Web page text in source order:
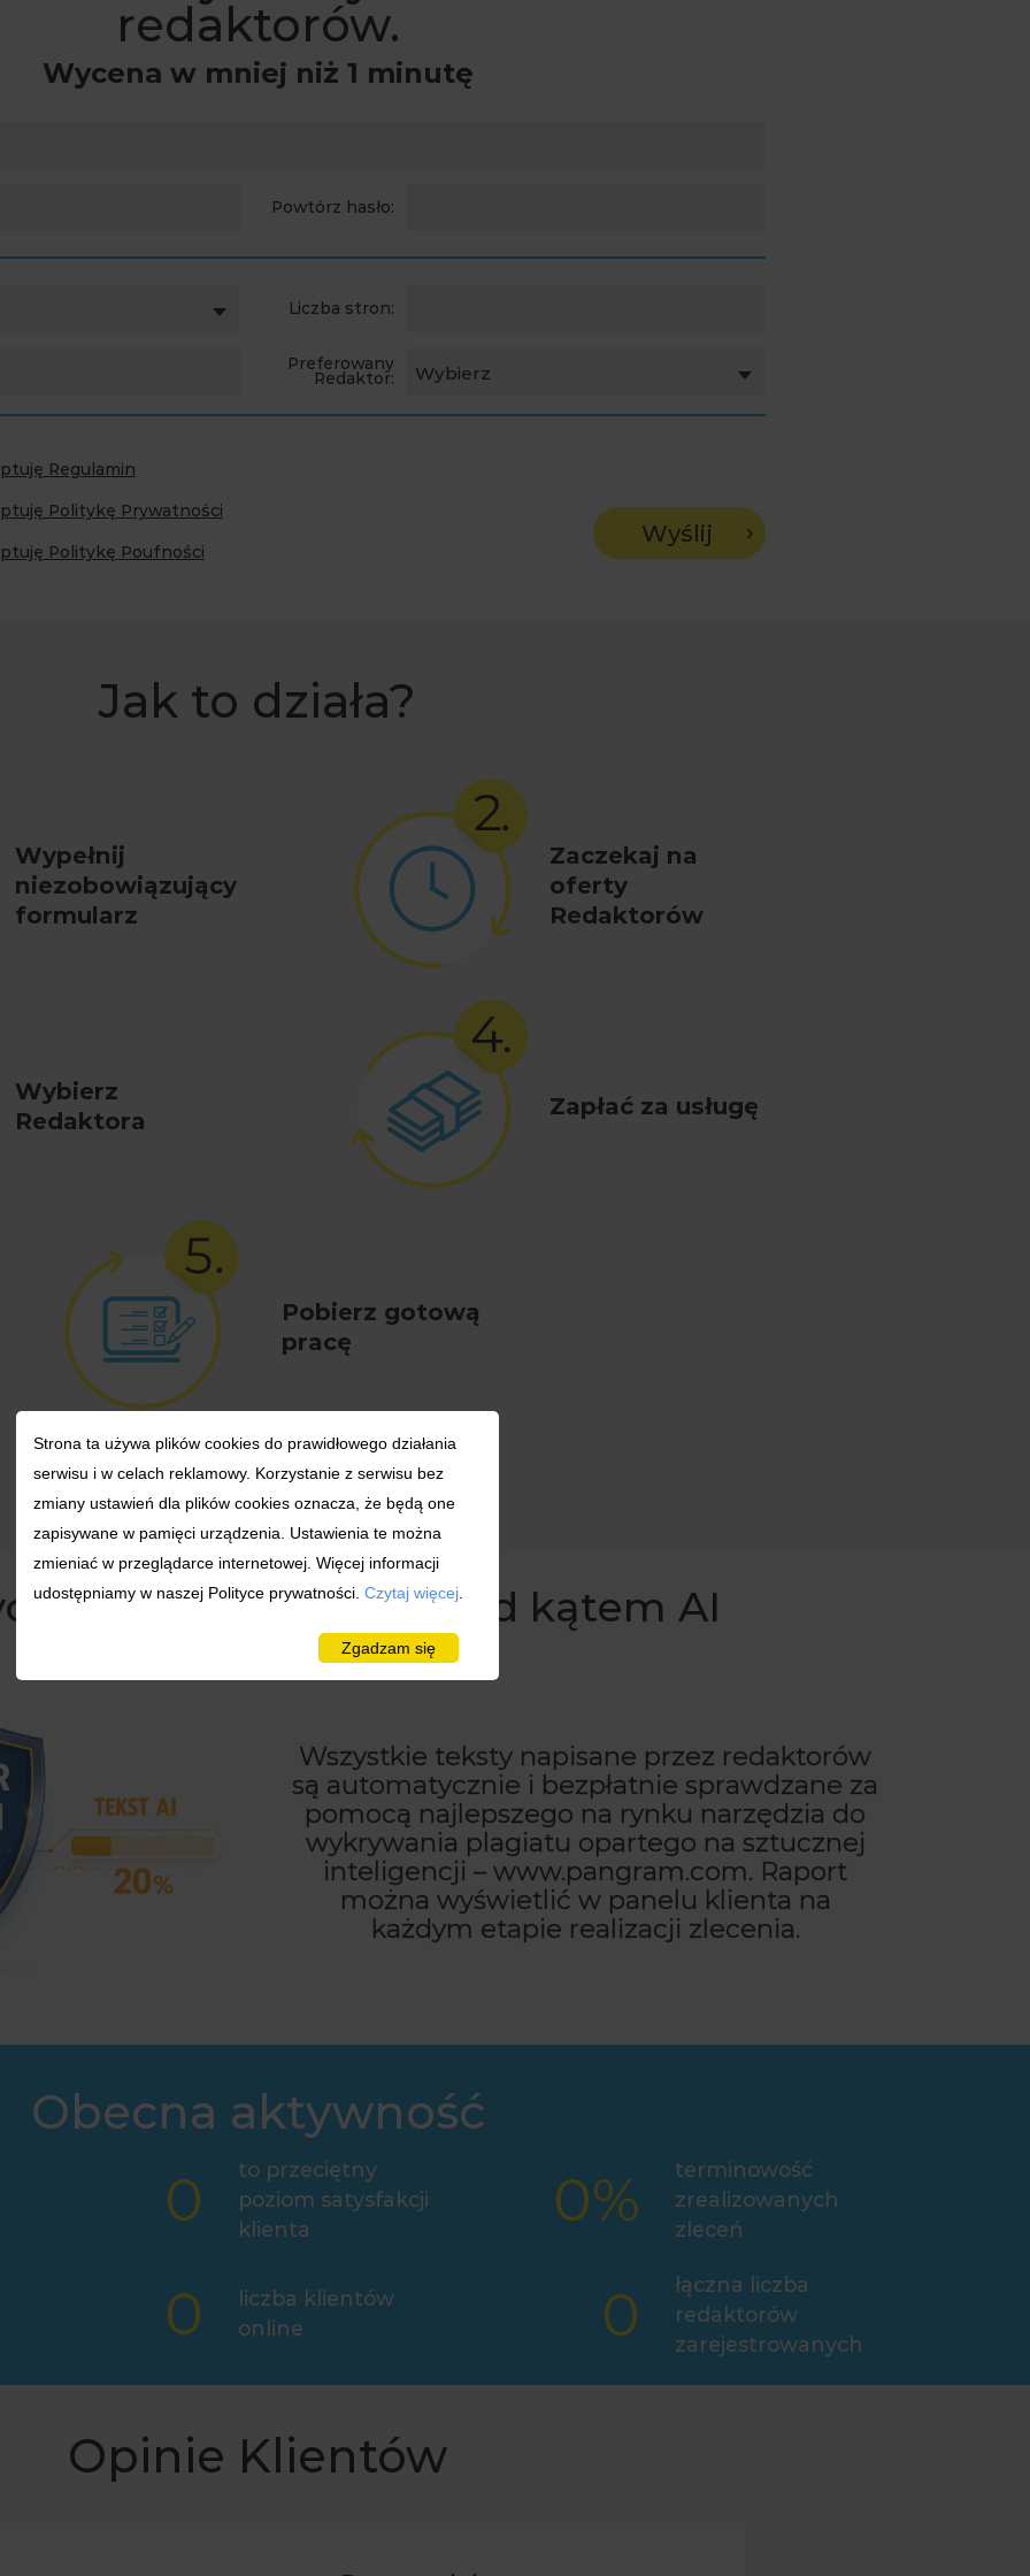
redaktorów.
Wycena w mniej niż 1 minutę
Powtórz hasło:
Liczba stron:
Preferowany
Redaktor:
Wybierz
Regulamin
Politykę Prywatności
Politykę Poufności
Wyślij
Jak to działa?
Wypełnij
niezobowiązujący
formularz
Zaczekaj na
oferty
Redaktorów
Wybierz
Redaktora
Zapłać za usługę
Pobierz gotową
pracę
Czytaj więcej
kontrola treści pod kątem AI
Wszystkie teksty napisane przez redaktorów
są automatycznie i bezpłatnie sprawdzane za
pomocą najlepszego na rynku narzędzia do
wykrywania plagiatu opartego na sztucznej
inteligencji – www.pangram.com. Raport
można wyświetlić w panelu klienta na
każdym etapie realizacji zlecenia.
Obecna aktywność
0
to przeciętny
poziom satysfakcji
klienta
0%
terminowość
zrealizowanych
zleceń
0
liczba klientów
online
0
łączna liczba
redaktorów
zarejestrowanych
Opinie Klientów
Strona ta używa plików cookies do prawidłowego działania
serwisu i w celach reklamowy. Korzystanie z serwisu bez
zmiany ustawień dla plików cookies oznacza, że będą one
zapisywane w pamięci urządzenia. Ustawienia te można
zmieniać w przeglądarce internetowej. Więcej informacji
udostępniamy w naszej Polityce prywatności. Czytaj więcej
Zgadzam się